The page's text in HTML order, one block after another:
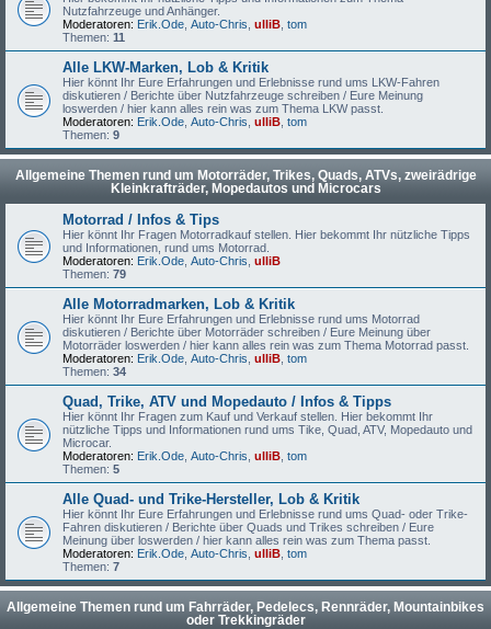
Nutzfahrzeuge und Anhänger.
Moderatoren: Erik.Ode Auto-Chris ulliB tom
Themen: 11
Alle LKW-Marken, Lob & Kritik
Hier könnt Ihr Eure Erfahrungen und Erlebnisse rund ums LKW-Fahren
diskutieren / Berichte über Nutzfahrzeuge schreiben / Eure Meinung
loswerden / hier kann alles rein was zum Thema LKW passt.
Moderatoren: Erik.Ode Auto-Chris ulliB tom
Themen: 9
Allgemeine Themen rund um Motorräder, Trikes, Quads, ATVs, zweirädrige
Kleinkrafträder, Mopedautos und Microcars
Motorrad / Infos & Tips
Hier könnt Ihr Fragen Motorradkauf stellen. Hier bekommt Ihr nützliche Tipps
und Informationen, rund ums Motorrad.
Moderatoren: Erik.Ode Auto-Chris ulliB
Themen: 79
Alle Motorradmarken, Lob & Kritik
Hier könnt Ihr Eure Erfahrungen und Erlebnisse rund ums Motorrad
diskutieren / Berichte über Motorräder schreiben / Eure Meinung über
Motorräder loswerden / hier kann alles rein was zum Thema Motorrad passt.
Moderatoren: Erik.Ode Auto-Chris ulliB tom
Themen: 34
Quad, Trike, ATV und Mopedauto / Infos & Tipps
Hier könnt Ihr Fragen zum Kauf und Verkauf stellen. Hier bekommt Ihr
nützliche Tipps und Informationen rund ums Tike, Quad, ATV, Mopedauto und
Microcar.
Moderatoren: Erik.Ode Auto-Chris ulliB tom
Themen: 5
Alle Quad- und Trike-Hersteller, Lob & Kritik
Hier könnt Ihr Eure Erfahrungen und Erlebnisse rund ums Quad- oder Trike-
Fahren diskutieren / Berichte über Quads und Trikes schreiben / Eure
Meinung über loswerden / hier kann alles rein was zum Thema passt.
Moderatoren: Erik.Ode Auto-Chris ulliB tom
Themen: 7
Allgemeine Themen rund um Fahrräder, Pedelecs, Rennräder, Mountainbikes
oder Trekkingräder